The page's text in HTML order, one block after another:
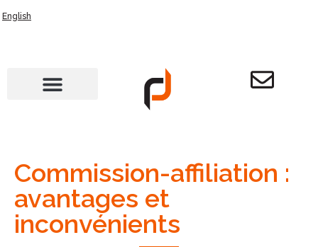
English
Commission-affiliation :
avantages et
inconvénients